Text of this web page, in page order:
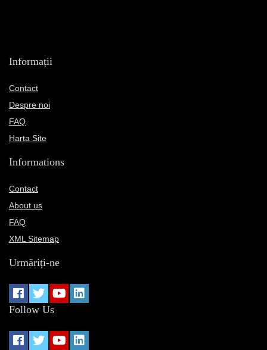
Informații
Contact
Despre noi
FAQ
Harta Site
Informations
Contact
About us
FAQ
XML Sitemap
Urmăriți-ne
Follow Us